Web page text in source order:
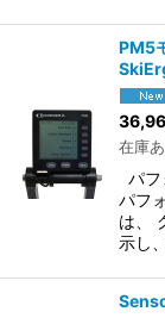
PM5
在庫
パフ
パフ
は、
示し